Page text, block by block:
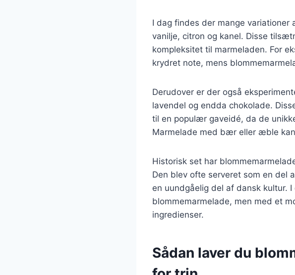
I dag findes der mange variationer
vanilje, citron og kanel. Disse
kompleksitet til marmeladen. For
krydret note, mens
Derudover er der også
lavendel og endda chokolade.
til en populær gaveidé, da de
Marmelade med bær eller æble
Historisk set har
Den blev ofte serveret som en del
en uundgåelig del af dansk
blommemarmelade, men med et
ingredienser.
Sådan laver du